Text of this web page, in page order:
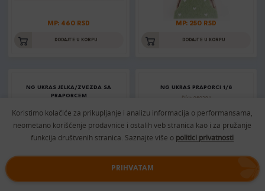
MP: 460 RSD
DODAJTE U KORPU
MP: 250 RSD
DODAJTE U KORPU
NG UKRAS JELKA/ZVEZDA SA
PRAPORCEM
NG UKRAS PRAPORCI 1/8
Šifra: 060294
Koristimo kolačiće za prikupljanje i analizu informacija o performansama,
neometano korišćenje prodavnice i ostalih veb stranica kao i za pružanje
funkcija društvenih stranica. Saznajte više o politici privatnosti
PRIHVATAM